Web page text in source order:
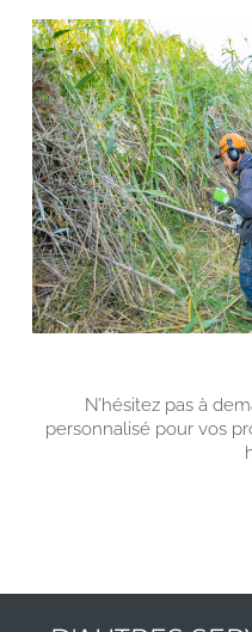
N’hésitez pas à
personnalisé pour vos